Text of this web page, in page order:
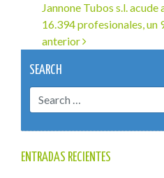
Navegación
de
entradas
Jannone Tubos s.l.
16.394 profesionales, un
anterior
SEARCH
ENTRADAS RECIENTES